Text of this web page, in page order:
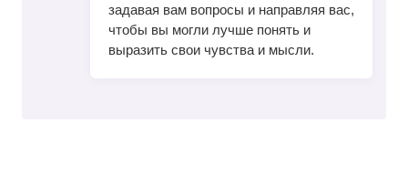
задавая вам вопросы и направляя вас,
чтобы вы могли лучше понять и
выразить свои чувства и мысли.